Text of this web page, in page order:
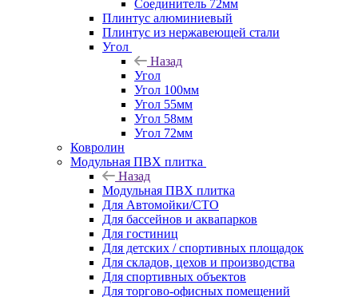
Соединитель 72мм
Плинтус алюминиевый
Плинтус из нержавеющей стали
Угол
Назад
Угол
Угол 100мм
Угол 55мм
Угол 58мм
Угол 72мм
Ковролин
Модульная ПВХ плитка
Назад
Модульная ПВХ плитка
Для Автомойки/СТО
Для бассейнов и аквапарков
Для гостиниц
Для детских / спортивных площадок
Для складов, цехов и производства
Для спортивных объектов
Для торгово-офисных помещений